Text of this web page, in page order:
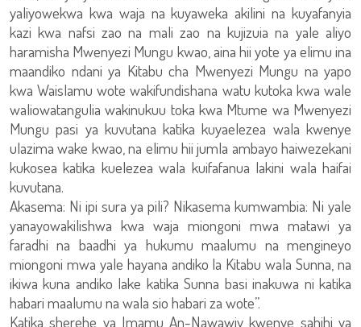
yaliyowekwa kwa waja na kuyaweka akilini na kuyafanyia
kazi kwa nafsi zao na mali zao na kujizuia na yale aliyo
haramisha Mwenyezi Mungu kwao, aina hii yote ya elimu ina
maandiko ndani ya Kitabu cha Mwenyezi Mungu na yapo
kwa Waislamu wote wakifundishana watu kutoka kwa wale
waliowatangulia wakinukuu toka kwa Mtume wa Mwenyezi
Mungu pasi ya kuvutana katika kuyaelezea wala kwenye
ulazima wake kwao, na elimu hii jumla ambayo haiwezekani
kukosea katika kuelezea wala kuifafanua lakini wala haifai
kuvutana.
Akasema: Ni ipi sura ya pili? Nikasema kumwambia: Ni yale
yanayowakilishwa kwa waja miongoni mwa matawi ya
faradhi na baadhi ya hukumu maalumu na mengineyo
miongoni mwa yale hayana andiko la Kitabu wala Sunna, na
ikiwa kuna andiko lake katika Sunna basi inakuwa ni katika
habari maalumu na wala sio habari za wote”.
Katika sherehe ya Imamu An-Nawawiy kwenye sahihi ya